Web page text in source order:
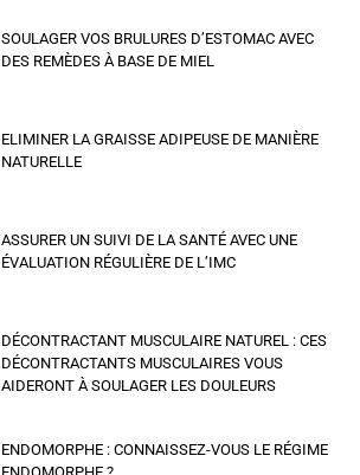
SOULAGER VOS BRULURES D’ESTOMAC AVEC
DES REMÈDES À BASE DE MIEL
ELIMINER LA GRAISSE ADIPEUSE DE MANIÈRE
NATURELLE
ASSURER UN SUIVI DE LA SANTÉ AVEC UNE
ÉVALUATION RÉGULIÈRE DE L’IMC
DÉCONTRACTANT MUSCULAIRE NATUREL : CES
DÉCONTRACTANTS MUSCULAIRES VOUS
AIDERONT À SOULAGER LES DOULEURS
ENDOMORPHE : CONNAISSEZ-VOUS LE RÉGIME